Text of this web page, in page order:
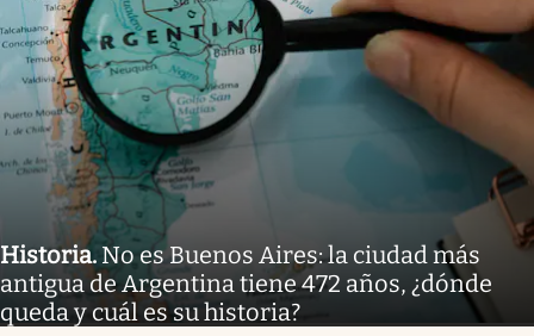
Historia. No es Buenos Aires: la ciudad más
antigua de Argentina tiene 472 años, ¿dónde
queda y cuál es su historia?